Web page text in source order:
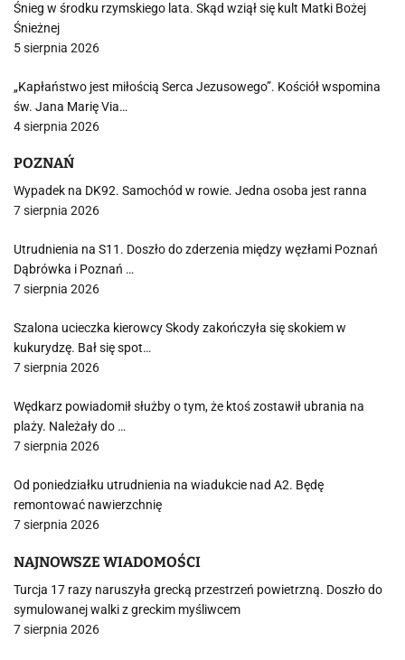
Śnieg w środku rzymskiego lata. Skąd wziął się kult Matki Bożej
Śnieżnej
5 sierpnia 2026
„Kapłaństwo jest miłością Serca Jezusowego”. Kościół wspomina
św. Jana Marię Via…
4 sierpnia 2026
POZNAŃ
Wypadek na DK92. Samochód w rowie. Jedna osoba jest ranna
7 sierpnia 2026
Utrudnienia na S11. Doszło do zderzenia między węzłami Poznań
Dąbrówka i Poznań …
7 sierpnia 2026
Szalona ucieczka kierowcy Skody zakończyła się skokiem w
kukurydzę. Bał się spot…
7 sierpnia 2026
Wędkarz powiadomił służby o tym, że ktoś zostawił ubrania na
plaży. Należały do …
7 sierpnia 2026
Od poniedziałku utrudnienia na wiadukcie nad A2. Będę
remontować nawierzchnię
7 sierpnia 2026
NAJNOWSZE WIADOMOŚCI
Turcja 17 razy naruszyła grecką przestrzeń powietrzną. Doszło do
symulowanej walki z greckim myśliwcem
7 sierpnia 2026